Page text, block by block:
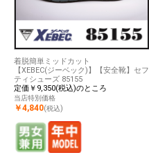
着脱簡単ミッドカット
【XEBEC(ジーベック)】【安全靴】セフ
ティシューズ 85155
定価￥9,350(税込)のところ
当店特別価格
￥4,840(税込)